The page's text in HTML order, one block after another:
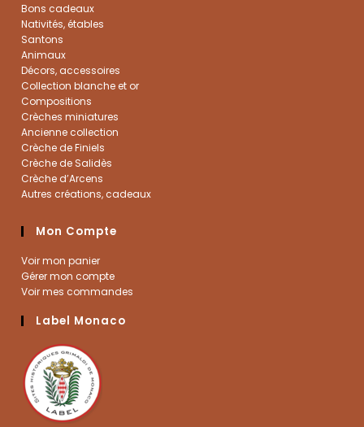
Bons cadeaux
Nativités, étables
Santons
Animaux
Décors, accessoires
Collection blanche et or
Compositions
Crèches miniatures
Ancienne collection
Crèche de Finiels
Crèche de Salidès
Crèche d’Arcens
Autres créations, cadeaux
Mon Compte
Voir mon panier
Gérer mon compte
Voir mes commandes
Label Monaco